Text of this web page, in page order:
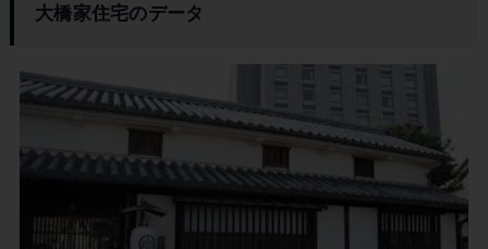
大橋家住宅のデータ